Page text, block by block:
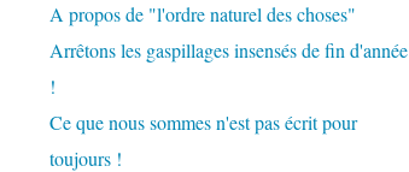
A propos de "l'ordre naturel des choses"
Arrêtons les gaspillages insensés de fin d'année
!
Ce que nous sommes n'est pas écrit pour
toujours !